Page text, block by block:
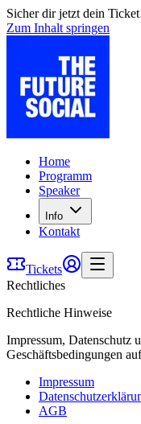
Sicher dir jetzt dein
Zum Inhalt springen
Home
Programm
Speaker
Info
Kontakt
Tickets
Rechtliches
Rechtliche Hinweise
Impressum, Datenschutz
Geschäftsbedingungen
Impressum
AGB